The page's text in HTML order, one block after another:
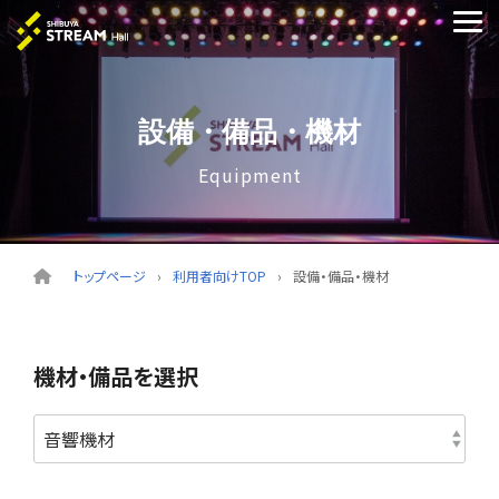
Skip
to
the
main
content.
設備・備品・機材
Equipment
トップページ 利用者向けTOP 設備・備品・機材
機材・備品を選択